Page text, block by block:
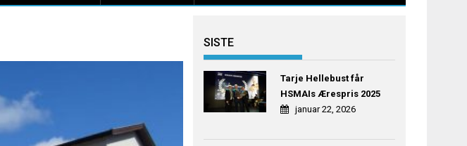
SISTE
Tarje Hellebust får
HSMAIs Ærespris 2025
januar 22, 2026